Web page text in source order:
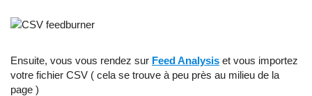
Ensuite, vous vous rendez sur Feed Analysis et vous importez
votre fichier CSV ( cela se trouve à peu près au milieu de la
page )